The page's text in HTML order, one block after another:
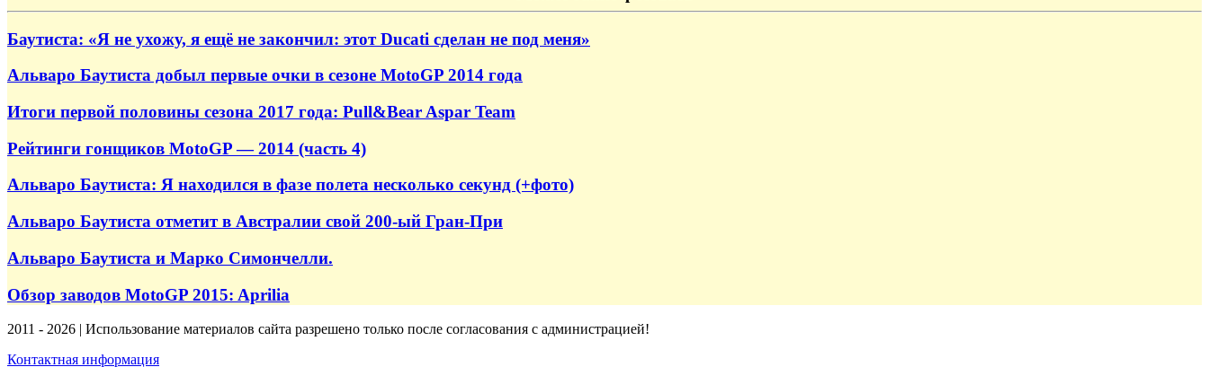
Баутиста: «Я не ухожу, я ещё не закончил: этот Ducati сделан не под меня»
Альваро Баутиста добыл первые очки в сезоне MotoGP 2014 года
Итоги первой половины сезона 2017 года: Pull&Bear Aspar Team
Рейтинги гонщиков MotoGP — 2014 (часть 4)
Альваро Баутиста: Я находился в фазе полета несколько секунд (+фото)
Альваро Баутиста отметит в Австралии свой 200-ый Гран-При
Альваро Баутиста и Марко Симончелли.
Обзор заводов MotoGP 2015: Aprilia
2011 - 2026 | Использование материалов сайта разрешено только после согласования с администрацией!
Контактная информация